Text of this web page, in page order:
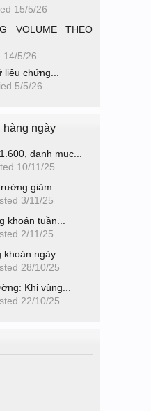
15/5/26
VOLUME THEO
14/5/26
chứng...
5/5/26
hàng ngày
danh mục...
10/11/25
giảm –...
3/11/25
khoán tuần...
2/11/25
ngày...
28/10/25
Khi vùng...
22/10/25